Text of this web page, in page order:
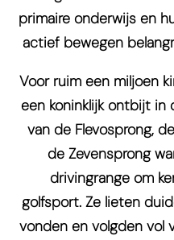
primaire onderwijs en
actief bewegen
Voor ruim een miljoen
een koninklijk ontbijt in
van de Flevosprong,
de Zevensprong
drivingrange om
golfsport. Ze lieten
vonden en volgden vol